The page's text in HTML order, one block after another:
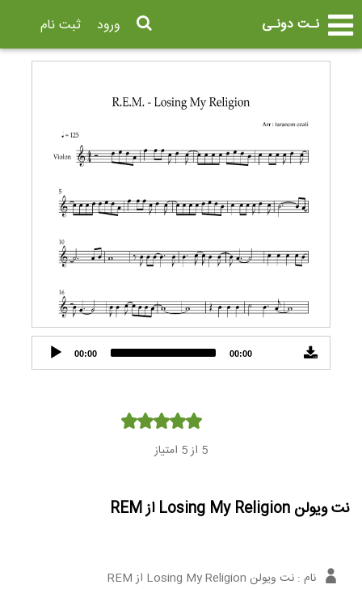
نـت دونـی ثبت نام ورود
Audio
Player
00:00 00:00
5 از 5 امتیاز
نت ویولن Losing My Religion از REM
نام : نت ویولن Losing My Religion از REM